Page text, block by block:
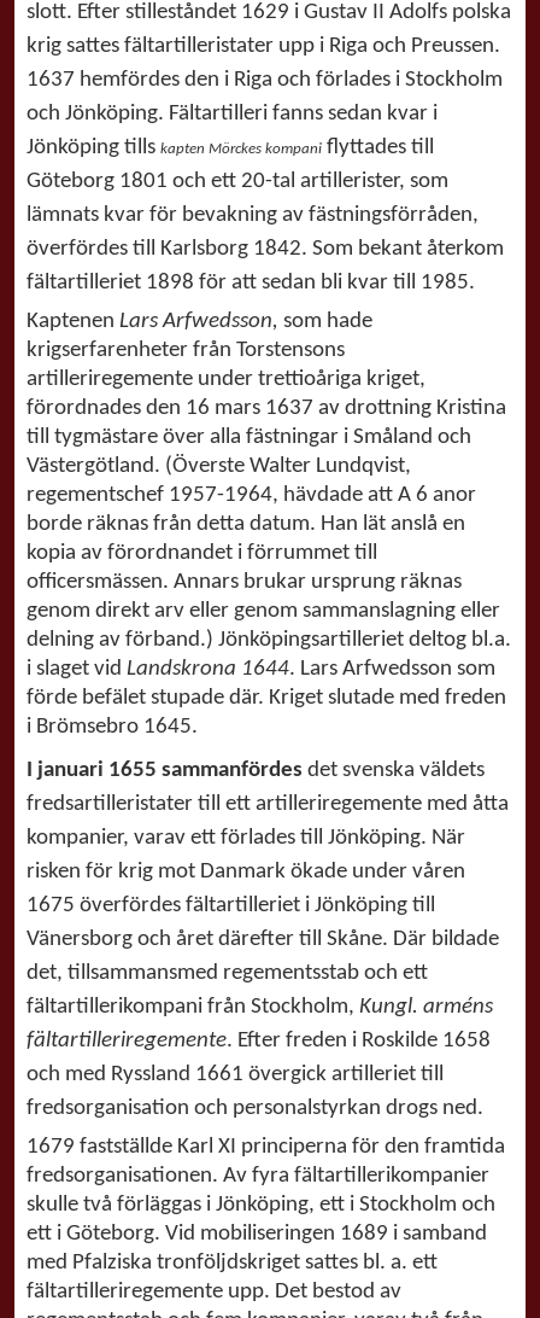
slott. Efter stilleståndet 1629 i Gustav II Adolfs polska
krig sattes fältartilleristater upp i Riga och Preussen.
1637 hemfördes den i Riga och förlades i Stockholm
och Jönköping. Fältartilleri fanns sedan kvar i
Jönköping tills kapten Mörckes kompani flyttades till
Göteborg 1801 och ett 20-tal artillerister, som
lämnats kvar för bevakning av fästningsförråden,
överfördes till Karlsborg 1842. Som bekant återkom
fältartilleriet 1898 för att sedan bli kvar till 1985.
Kaptenen Lars Arfwedsson, som hade
krigserfarenheter från Torstensons
artilleriregemente under trettioåriga kriget,
förordnades den 16 mars 1637 av drottning Kristina
till tygmästare över alla fästningar i Småland och
Västergötland. (Överste Walter Lundqvist,
regementschef 1957-1964, hävdade att A 6 anor
borde räknas från detta datum. Han lät anslå en
kopia av förordnandet i förrummet till
officersmässen. Annars brukar ursprung räknas
genom direkt arv eller genom sammanslagning eller
delning av förband.) Jönköpingsartilleriet deltog bl.a.
i slaget vid Landskrona 1644. Lars Arfwedsson som
förde befälet stupade där. Kriget slutade med freden
i Brömsebro 1645.
I januari 1655 sammanfördes det svenska väldets
fredsartilleristater till ett artilleriregemente med åtta
kompanier, varav ett förlades till Jönköping. När
risken för krig mot Danmark ökade under våren
1675 överfördes fältartilleriet i Jönköping till
Vänersborg och året därefter till Skåne. Där bildade
det, tillsammansmed regementsstab och ett
fältartillerikompani från Stockholm, Kungl. arméns
fältartilleriregemente. Efter freden i Roskilde 1658
och med Ryssland 1661 övergick artilleriet till
fredsorganisation och personalstyrkan drogs ned.
1679 fastställde Karl XI principerna för den framtida
fredsorganisationen. Av fyra fältartillerikompanier
skulle två förläggas i Jönköping, ett i Stockholm och
ett i Göteborg. Vid mobiliseringen 1689 i samband
med Pfalziska tronföljdskriget sattes bl. a. ett
fältartilleriregemente upp. Det bestod av